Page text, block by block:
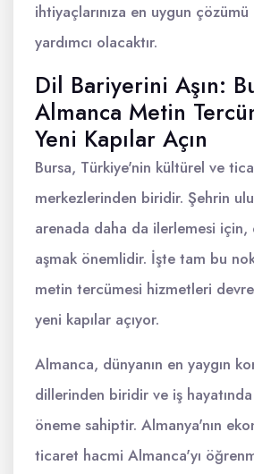
ihtiyaçlarınıza en uygun çözümü
yardımcı olacaktır.
Dil Bariyerini Aşın:
Almanca Metin
Yeni Kapılar Açın
Bursa, Türkiye'nin kültürel ve
merkezlerinden biridir. Şehrin
arenada daha da ilerlemesi
aşmak önemlidir. İşte tam bu
metin tercümesi hizmetleri
yeni kapılar açıyor.
Almanca, dünyanın en yaygın
dillerinden biridir ve iş
öneme sahiptir. Almanya'nın
ticaret hacmi Almanca'yı